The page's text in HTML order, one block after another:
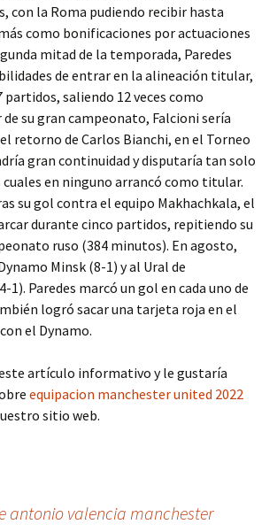
con la Roma pudiendo recibir hasta
como bonificaciones por actuaciones
mitad de la temporada, Paredes
de entrar en la alineación titular,
saliendo 12 veces como
su gran campeonato, Falcioni sería
retorno de Carlos Bianchi, en el Torneo
gran continuidad y disputaría tan solo
cuales en ninguno arrancó como titular.
su gol contra el equipo Makhachkala, el
durante cinco partidos, repitiendo su
ruso (384 minutos). En agosto,
Minsk (8-1) y al Ural de
Paredes marcó un gol en cada uno de
logró sacar una tarjeta roja en el
el Dynamo.
artículo informativo y le gustaría
equipacion manchester united 2022
sitio web.
antonio valencia manchester